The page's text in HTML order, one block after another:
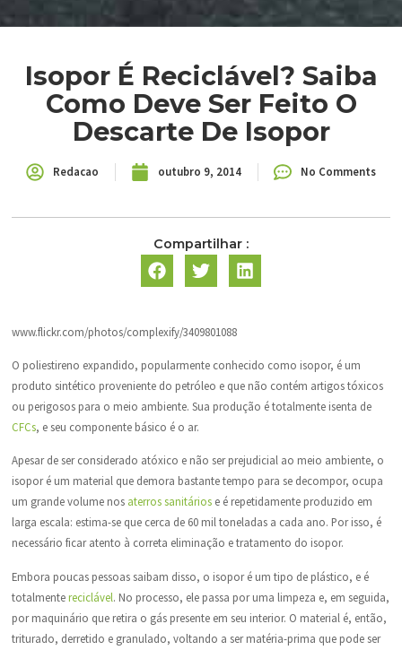
Isopor É Reciclável? Saiba
Como Deve Ser Feito O
Descarte De Isopor
Redacao outubro 9, 2014 No Comments
Compartilhar :
www.flickr.com/photos/complexify/3409801088
O poliestireno expandido, popularmente conhecido como isopor, é um
produto sintético proveniente do petróleo e que não contém artigos tóxicos
ou perigosos para o meio ambiente. Sua produção é totalmente isenta de
CFCs, e seu componente básico é o ar.
Apesar de ser considerado atóxico e não ser prejudicial ao meio ambiente, o
isopor é um material que demora bastante tempo para se decompor, ocupa
um grande volume nos aterros sanitáriose é repetidamente produzido em
larga escala: estima-se que cerca de 60 mil toneladas a cada ano. Por isso, é
necessário ficar atento à correta eliminação e tratamento do isopor.
Embora poucas pessoas saibam disso, o isopor é um tipo de plástico, e é
totalmentereciclável. No processo, ele passa por uma limpeza e, em seguida,
por maquinário que retira o gás presente em seu interior. O material é, então,
triturado, derretido e granulado, voltando a ser matéria-prima que pode ser